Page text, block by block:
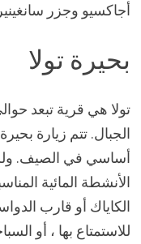
أجاكسيو وجزر
بحيرة تولا
الجبال. تتم زيارة
أساسي في الصيف.
الأنشطة المائية
الكاياك أو قارب
للاستمتاع بها ، أو